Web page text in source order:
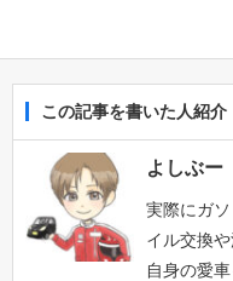
この記事を書いた人紹介
よしぶー
実際にガ
イル交換
自身の愛